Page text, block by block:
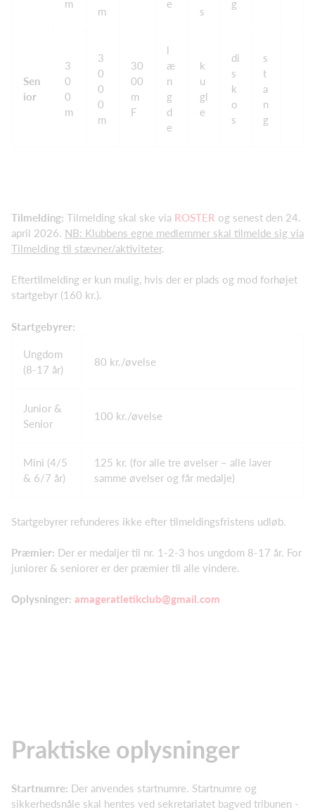
m
m
e
s
g
Sen
ior
3
0
0
m
3
0
0
0
m
30
00
m
F
l
æ
n
g
d
e
k
u
gl
e
di
s
k
o
s
s
t
a
n
g
Tilmelding: Tilmelding skal ske via ROSTER og senest den 24.
april 2026. NB: Klubbens egne medlemmer skal tilmelde sig via
Tilmelding til stævner/aktiviteter.
Eftertilmelding er kun mulig, hvis der er plads og mod forhøjet
startgebyr (160 kr.).
Startgebyrer:
Ungdom
(8-17 år)
80 kr./øvelse
Junior &
Senior
100 kr./øvelse
Mini (4/5
& 6/7 år)
125 kr. (for alle tre øvelser – alle laver
samme øvelser og får medalje)
Startgebyrer refunderes ikke efter tilmeldingsfristens udløb.
Præmier: Der er medaljer til nr. 1-2-3 hos ungdom 8-17 år. For
juniorer & seniorer er der præmier til alle vindere.
Oplysninger: amageratletikclub@gmail.com
Praktiske oplysninger
Startnumre: Der anvendes startnumre. Startnumre og
sikkerhedsnåle skal hentes ved sekretariatet bagved tribunen -